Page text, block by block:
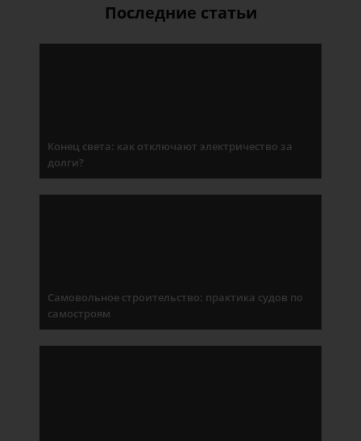
Последние статьи
Конец света: как отключают электричество за
долги?
Самовольное строительство: практика судов по
самостроям